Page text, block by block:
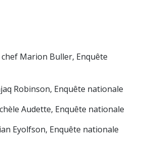
Marion Buller, Enquête
Robinson, Enquête nationale
Audette, Enquête nationale
Eyolfson, Enquête nationale